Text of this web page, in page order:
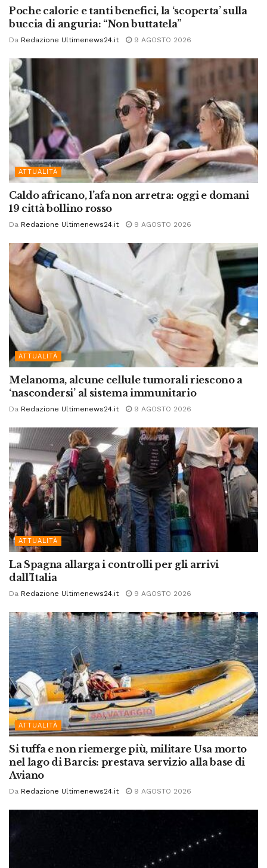
Poche calorie e tanti benefici, la ‘scoperta’ sulla
buccia di anguria: “Non buttatela”
Da Redazione Ultimenews24.it 9 AGOSTO 2026
ATTUALITÀ
Caldo africano, l’afa non arretra: oggi e domani
19 città bollino rosso
Da Redazione Ultimenews24.it 9 AGOSTO 2026
ATTUALITÀ
Melanoma, alcune cellule tumorali riescono a
‘nascondersi’ al sistema immunitario
Da Redazione Ultimenews24.it 9 AGOSTO 2026
ATTUALITÀ
La Spagna allarga i controlli per gli arrivi
dall’Italia
Da Redazione Ultimenews24.it 9 AGOSTO 2026
ATTUALITÀ
Si tuffa e non riemerge più, militare Usa morto
nel lago di Barcis: prestava servizio alla base di
Aviano
Da Redazione Ultimenews24.it 9 AGOSTO 2026